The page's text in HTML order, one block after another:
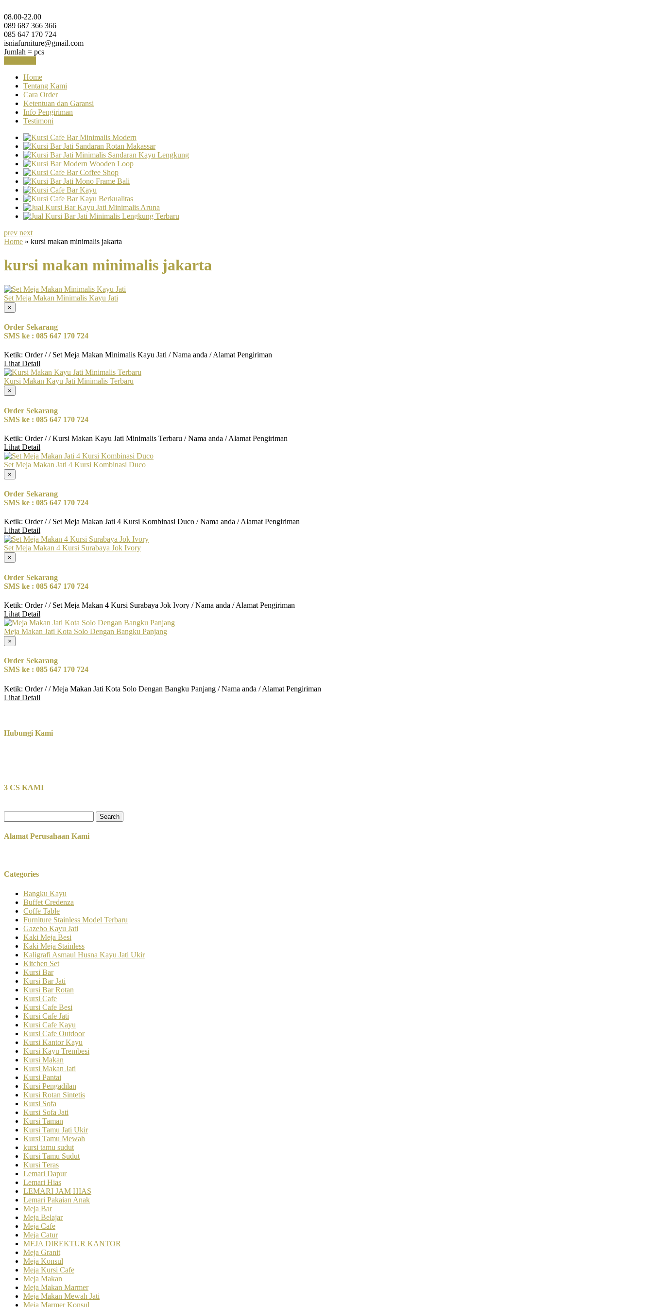
08.00-22.00
089 687 366 366
085 647 170 724
isniafurniture@gmail.com
Jumlah = pcs
Home
Tentang Kami
Cara Order
Ketentuan dan Garansi
Info Pengiriman
Testimoni
prev next
Home » kursi makan minimalis jakarta
kursi makan minimalis jakarta
Set Meja Makan Minimalis Kayu Jati
×
Order Sekarang
SMS ke : 085 647 170 724
Ketik: Order / / Set Meja Makan Minimalis Kayu Jati / Nama anda / Alamat Pengiriman
Lihat Detail
Kursi Makan Kayu Jati Minimalis Terbaru
×
Order Sekarang
SMS ke : 085 647 170 724
Ketik: Order / / Kursi Makan Kayu Jati Minimalis Terbaru / Nama anda / Alamat Pengiriman
Lihat Detail
Set Meja Makan Jati 4 Kursi Kombinasi Duco
×
Order Sekarang
SMS ke : 085 647 170 724
Ketik: Order / / Set Meja Makan Jati 4 Kursi Kombinasi Duco / Nama anda / Alamat Pengiriman
Lihat Detail
Set Meja Makan 4 Kursi Surabaya Jok Ivory
×
Order Sekarang
SMS ke : 085 647 170 724
Ketik: Order / / Set Meja Makan 4 Kursi Surabaya Jok Ivory / Nama anda / Alamat Pengiriman
Lihat Detail
Meja Makan Jati Kota Solo Dengan Bangku Panjang
×
Order Sekarang
SMS ke : 085 647 170 724
Ketik: Order / / Meja Makan Jati Kota Solo Dengan Bangku Panjang / Nama anda / Alamat Pengiriman
Lihat Detail
Hubungi Kami
3 CS KAMI
for:
Alamat Perusahaan Kami
Categories
Bangku Kayu
Buffet Credenza
Coffe Table
Furniture Stainless Model Terbaru
Gazebo Kayu Jati
Kaki Meja Besi
Kaki Meja Stainless
Kaligrafi Asmaul Husna Kayu Jati Ukir
Kitchen Set
Kursi Bar
Kursi Bar Jati
Kursi Bar Rotan
Kursi Cafe
Kursi Cafe Besi
Kursi Cafe Jati
Kursi Cafe Kayu
Kursi Cafe Outdoor
Kursi Kantor Kayu
Kursi Kayu Trembesi
Kursi Makan
Kursi Makan Jati
Kursi Pantai
Kursi Pengadilan
Kursi Rotan Sintetis
Kursi Sofa
Kursi Sofa Jati
Kursi Taman
Kursi Tamu Jati Ukir
Kursi Tamu Mewah
kursi tamu sudut
Kursi Tamu Sudut
Kursi Teras
Lemari Dapur
Lemari Hias
LEMARI JAM HIAS
Lemari Pakaian Anak
Meja Bar
Meja Belajar
Meja Cafe
Meja Catur
MEJA DIREKTUR KANTOR
Meja Granit
Meja Konsul
Meja Kursi Cafe
Meja Makan
Meja Makan Marmer
Meja Makan Mewah Jati
Meja Marmer Konsul